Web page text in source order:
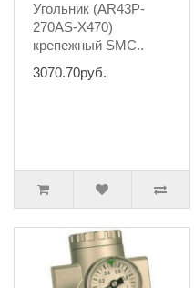
Угольник (AR43P-
270AS-X470)
крепежный SMC..
3070.70руб.